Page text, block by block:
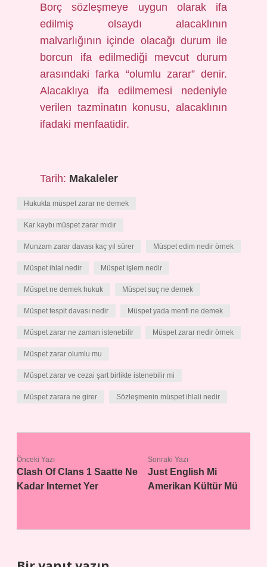
Borç sözleşmeye uygun olarak ifa
edilmiş olsaydı alacaklının
malvarlığının içinde olacağı durum ile
borcun ifa edilmediği mevcut durum
arasındaki farka “olumlu zarar” denir.
Alacaklıya ifa edilmemesi nedeniyle
verilen tazminatın konusu, alacaklının
ifadaki menfaatidir.
Tarih: Makaleler
Hukukta müspet zarar ne demek
Kar kaybı müspet zarar mıdır
Munzam zarar davası kaç yıl sürer Müspet edim nedir örnek
Müspet ihlal nedir Müspet işlem nedir
Müspet ne demek hukuk Müspet suç ne demek
Müspet tespit davası nedir Müspet yada menfi ne demek
Müspet zarar ne zaman istenebilir Müspet zarar nedir örnek
Müspet zarar olumlu mu
Müspet zarar ve cezai şart birlikte istenebilir mi
Müspet zarara ne girer Sözleşmenin müspet ihlali nedir
Önceki Yazı
Clash Of Clans 1 Saatte Ne
Kadar Internet Yer
Sonraki Yazı
Just English Mi
Amerikan Kültür Mü